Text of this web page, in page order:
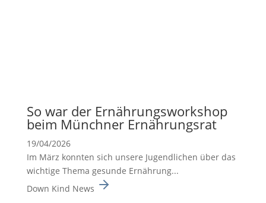
So war der Ernäh­rungs­work­shop
beim Münchner Ernäh­rungsrat
19/04/2026
Im März konnten sich unsere Jugend­li­chen über das
wichtige Thema gesunde Ernäh­rung...
Down Kind News